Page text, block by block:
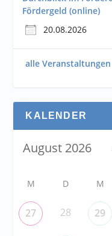
Fördergeld (online)
20.08.2026
alle Veranstaltungen
KALENDER
M D M
27 28 29